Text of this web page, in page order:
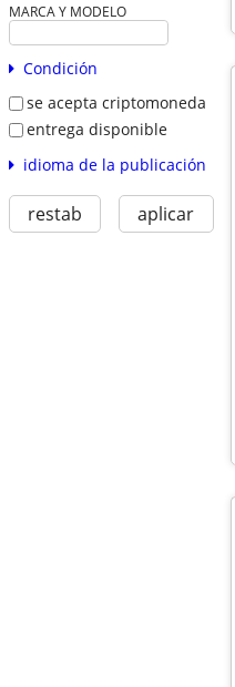
MARCA Y MODELO
Condición
se acepta criptomoneda
entrega disponible
idioma de la publicación
restab aplicar